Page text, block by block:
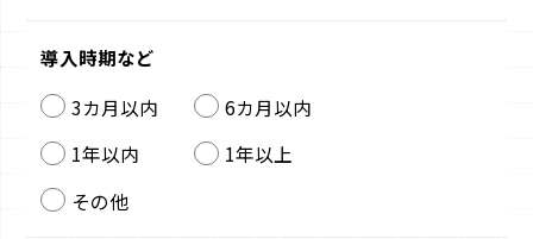
導入時期など
3カ月以内
6カ月以内
1年以内
1年以上
その他